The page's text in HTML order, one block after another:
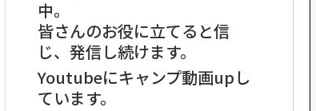
中。
皆さんのお役に立てると信
じ、発信し続けます。
Youtubeにキャンプ動画upし
ています。